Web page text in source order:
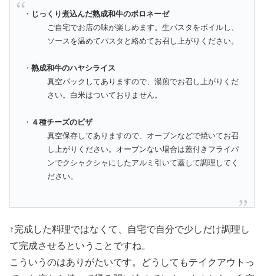
・ じっくり煮込んだ熟成和牛のボロネーゼ
ご自宅でお店の味が楽しめます。生パスタをボイルし、
ソースを温めてパスタと絡めてお召し上がりください。
・熟成和牛のハヤシライス
真空パックしてありますので、湯煎でお召し上がりくだ
さい。白米はついておりません。
・ ４種チーズのピザ
真空保存してありますので、オーブンなどで焼いてお召
し上がりください。オーブンない場合は蓋付きフライパ
ンでクシャクシャにしたアルミ引いて蓋して調理してく
ださい。
↑完成した料理ではなくて、自宅で自分で少しだけ調理し
て完成させるということですね。
こういうのはありがたいです。どうしてもテイクアウトっ